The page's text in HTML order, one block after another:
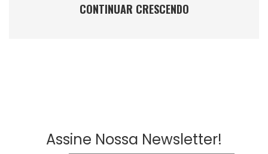
CONTINUAR CRESCENDO
Assine Nossa Newsletter!